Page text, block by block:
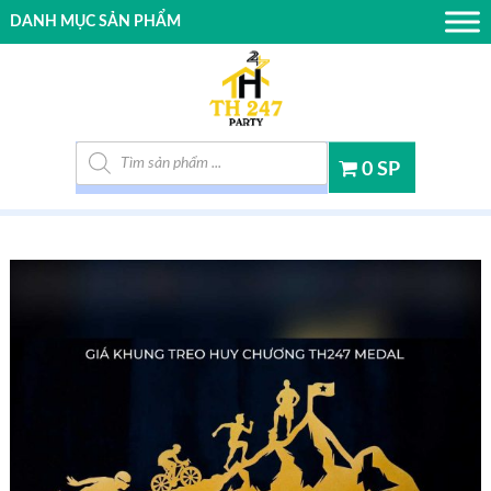
Tìm kiếm sản phẩm
0 SP
DANH MỤC SẢN PHẨM